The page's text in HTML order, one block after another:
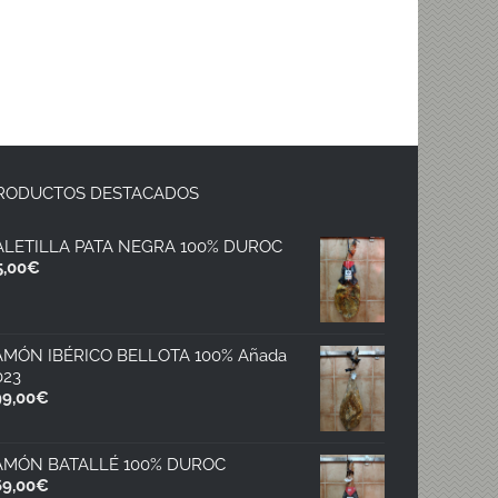
DESTACADOS
PATA NEGRA 100% DUROC
€
IBÉRICO BELLOTA 100% Añada
€
BATALLÉ 100% DUROC
€